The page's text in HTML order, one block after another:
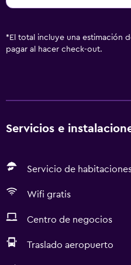
* El total incluye una estimación
pagar al hacer check-out.
Servicios e
Servicio de
Wifi gratis
Centro de negocios
Traslado aeropuerto